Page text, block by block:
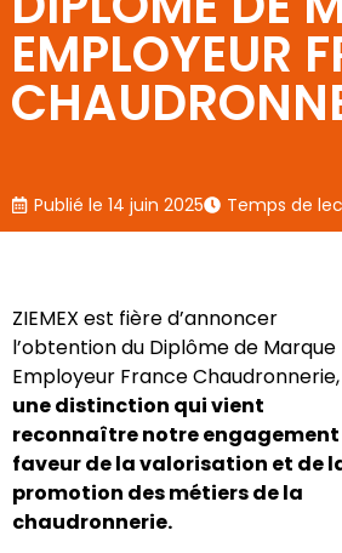
EMPLOYEUR
Publié le 14 juin 2025 Temps de
ZIEMEX est fière d’annoncer
l’obtention du Diplôme de Marque
Employeur France Chaudronnerie,
une distinction qui vient
reconnaître notre engagement
faveur de la valorisation et de
promotion des métiers de la
chaudronnerie.